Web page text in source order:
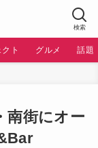
検索
ト グルメ 話題
南街にオー